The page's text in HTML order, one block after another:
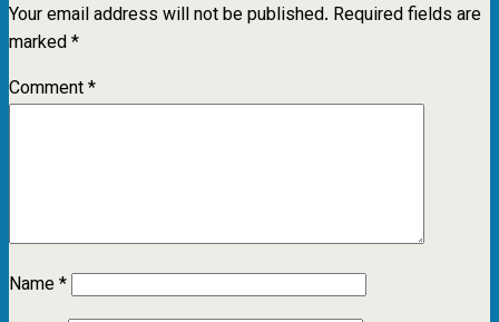
Your email address will not be published. Required fields are
marked*
Comment*
Name*